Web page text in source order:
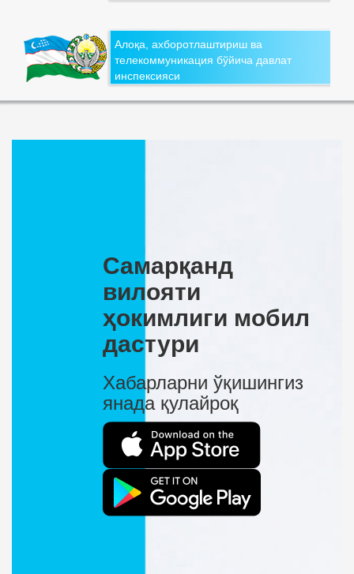
Алоқа, ахборотлаштириш ва
телекоммуникация бўйича давлат
инспексияси
Самарқанд
вилояти
ҳокимлиги мобил
дастури
Хабарларни ўқишингиз
янада қулайроқ